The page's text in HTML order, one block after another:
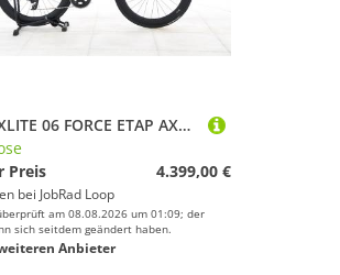
Rose XLITE 06 FORCE ETAP AXS – 2023 – für Körpergröße 193 - 200 cm
Preis
4.399,00 €
bei JobRad Loop
am 08.08.2026 um 01:09; der
sich seitdem geändert haben.
Anbieter